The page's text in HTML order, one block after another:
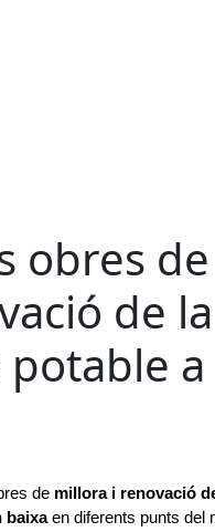
obres de
de la
a
de millora i renovació
baixa en diferents punts del